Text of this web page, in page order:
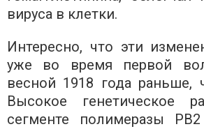
вируса в клетки.
Интересно, что эти
уже во время первой
весной 1918 года раньше,
Высокое генетическое
сегменте полимеразы